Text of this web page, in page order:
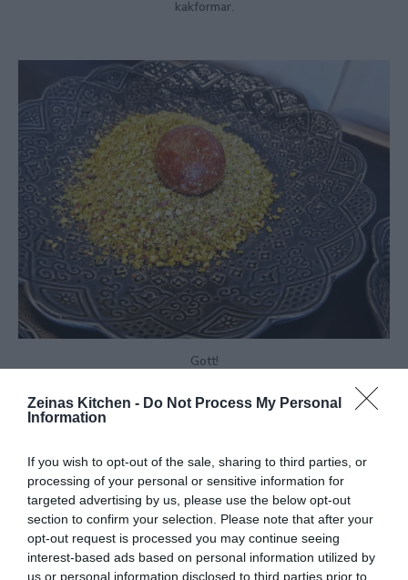
Zeinas Kitchen - Do Not Process My Personal
Information
If you wish to opt-out of the sale, sharing to third parties, or
processing of your personal or sensitive information for
targeted advertising by us, please use the below opt-out
section to confirm your selection. Please note that after your
opt-out request is processed you may continue seeing
interest-based ads based on personal information utilized by
us or personal information disclosed to third parties prior to
kakformar.
Gott!